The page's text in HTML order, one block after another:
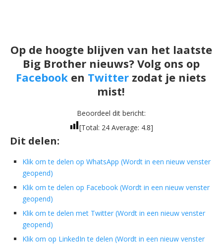
Op de hoogte blijven van het laatste
Big Brother nieuws? Volg ons op
Facebook en Twitter zodat je niets
mist!
Beoordeel dit bericht:
[Total: 24Average: 4.8]
Dit delen:
Klik om te delen op WhatsApp (Wordt in een nieuw venster
geopend)
Klik om te delen op Facebook (Wordt in een nieuw venster
geopend)
Klik om te delen met Twitter (Wordt in een nieuw venster
geopend)
Klik om op LinkedIn te delen (Wordt in een nieuw venster